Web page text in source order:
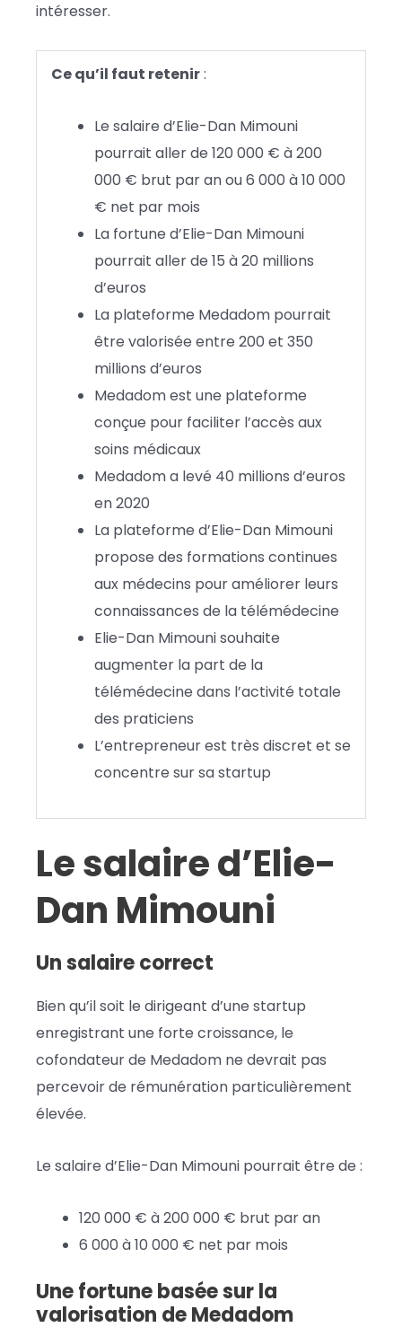
intéresser.
Ce qu’il faut retenir:
Le salaire d’Elie-Dan Mimouni
pourrait aller de 120 000 € à 200
000 € brut par an ou 6 000 à 10 000
€ net par mois
La fortune d’Elie-Dan Mimouni
pourrait aller de 15 à 20 millions
d’euros
La plateforme Medadom pourrait
être valorisée entre 200 et 350
millions d’euros
Medadom est une plateforme
conçue pour faciliter l’accès aux
soins médicaux
Medadom a levé 40 millions d’euros
en 2020
La plateforme d’Elie-Dan Mimouni
propose des formations continues
aux médecins pour améliorer leurs
connaissances de la télémédecine
Elie-Dan Mimouni souhaite
augmenter la part de la
télémédecine dans l’activité totale
des praticiens
L’entrepreneur est très discret et se
concentre sur sa startup
Le salaire d’Elie-
Dan Mimouni
Un salaire correct
Bien qu’il soit le dirigeant d’une startup
enregistrant une forte croissance, le
cofondateur de Medadom ne devrait pas
percevoir de rémunération particulièrement
élevée.
Le salaire d’Elie-Dan Mimouni pourrait être de :
120 000 € à 200 000 € brut par an
6 000 à 10 000 € net par mois
Une fortune basée sur la
valorisation de Medadom